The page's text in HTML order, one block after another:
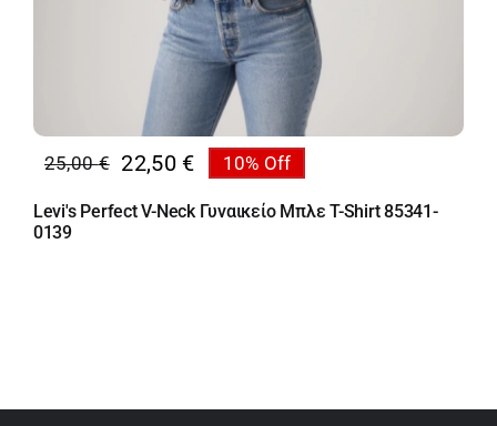
25,00€
Original
price
was:
22,50 €
Η
τρέχουσα
τιμή
10% Off
Levi's Perfect V-Neck Γυναικείο Μπλε T-Shirt 85341-
0139